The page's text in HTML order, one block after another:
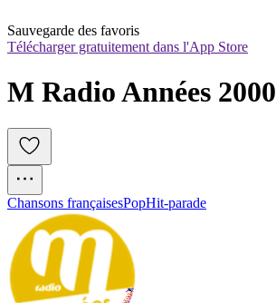
Sauvegarde des favoris
Télécharger gratuitement dans l'App Store
M Radio Années 2000
Chansons françaisesPopHit-parade